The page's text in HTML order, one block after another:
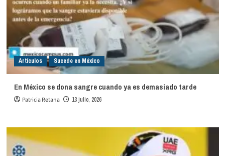
Artículos Sucede en México
En México se dona sangre cuando ya es demasiado tarde
Patricia Retana 13 julio, 2026